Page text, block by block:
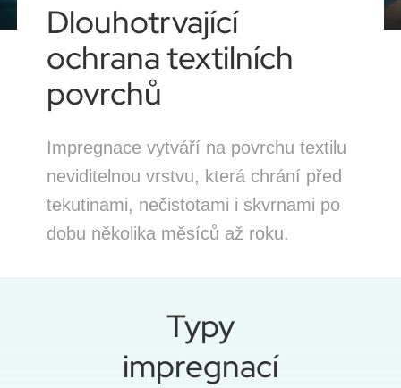
Dlouhotrvající
ochrana textilních
povrchů
Impregnace vytváří na povrchu textilu
neviditelnou vrstvu, která chrání před
tekutinami, nečistotami i skvrnami po
dobu několika měsíců až roku.
Typy
impregnací